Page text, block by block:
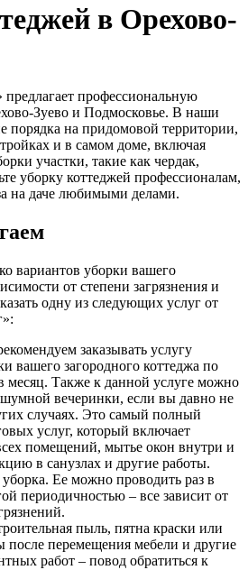
в Орехово-
профессиональную
Зуево и Подмосковье. В наши
порядка на придомовой территории,
и в самом доме, включая
участки, такие как чердак,
уборку коттеджей профессионалам,
на даче любимыми делами.
вариантов уборки вашего
от степени загрязнения и
одну из следующих услуг от
заказывать услугу
вашего загородного коттеджа по
месяц. Также к данной услуге можно
шумной вечеринки, если вы давно не
случаях. Это самый полный
услуг, который включает
помещений, мытье окон внутри и
в санузлах и другие работы.
Ее можно проводить раз в
периодичностью – все зависит от
пыль, пятна краски или
после перемещения мебели и другие
работ – повод обратиться к